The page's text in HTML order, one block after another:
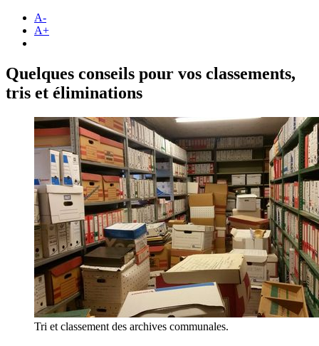
A-
A+
Quelques conseils pour vos classements,
tris et éliminations
Tri et classement des archives communales.